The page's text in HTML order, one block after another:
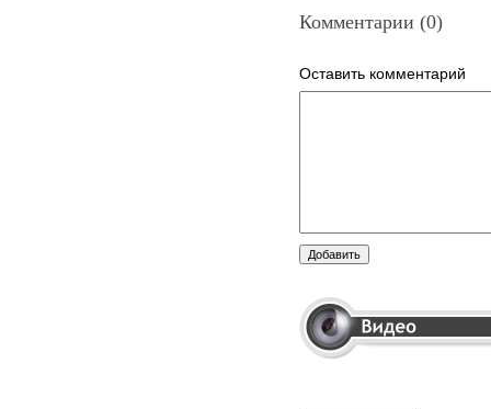
Комментарии (0)
Оставить комментарий